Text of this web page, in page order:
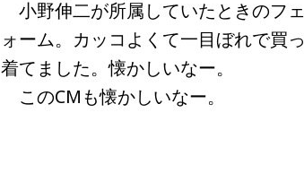
小野伸二が所属していたときのフ
ォーム。カッコよくて一目ぼれで買
着てました。懐かしいなー。
このCMも懐かしいなー。